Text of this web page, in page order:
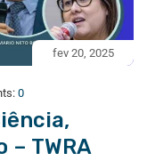
fev 20, 2025
0
– TWRA